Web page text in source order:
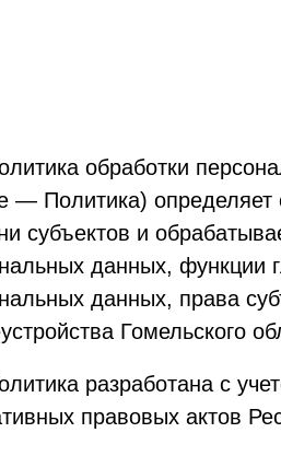
обработки
— Политика) определяет
субъектов и
данных, функции
данных, права
Гомельского
разработана с
правовых актов